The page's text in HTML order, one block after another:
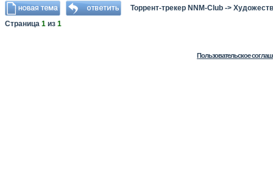
Торрент-трекер NNM-Club ->
Страница 1 из 1
Пользовательское